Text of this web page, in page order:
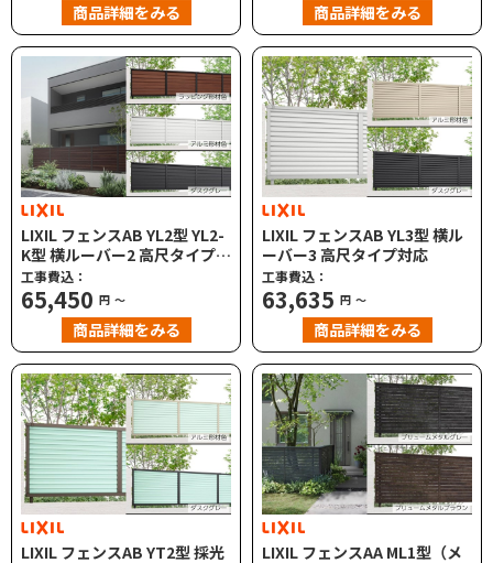
商品詳細をみる 商品詳細をみる
LIXIL フェンスAB YL2型 YL2-
K型 横ルーバー2 高尺タイプ対
応
工事費込：
65,450 円 ～
商品詳細をみる
LIXIL フェンスAB YL3型 横ル
ーバー3 高尺タイプ対応
工事費込：
63,635 円 ～
商品詳細をみる
LIXIL フェンスAB YT2型 採光
LIXIL フェンスAA ML1型（メ